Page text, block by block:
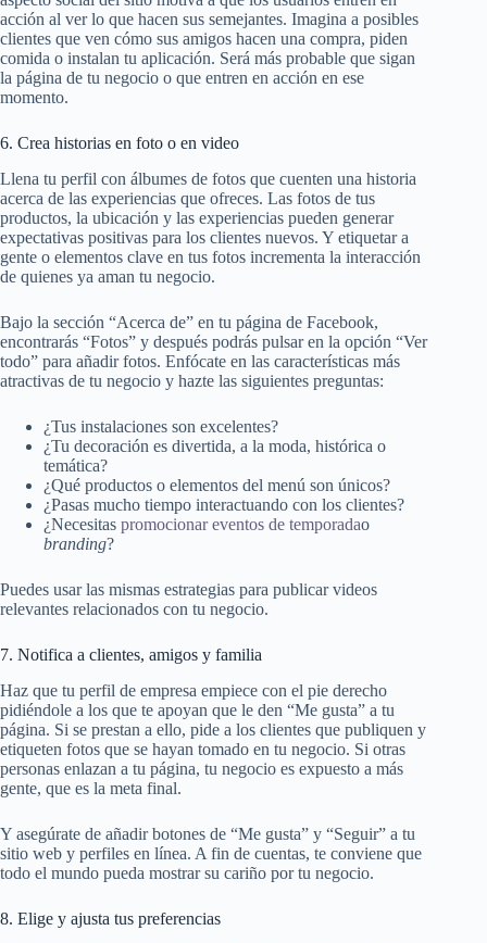
acción al ver lo que hacen sus semejantes. Imagina a posibles
clientes que ven cómo sus amigos hacen una compra, piden
comida o instalan tu aplicación. Será más probable que sigan
la página de tu negocio o que entren en acción en ese
momento.
6. Crea historias en foto o en video
Llena tu perfil con álbumes de fotos que cuenten una historia
acerca de las experiencias que ofreces. Las fotos de tus
productos, la ubicación y las experiencias pueden generar
expectativas positivas para los clientes nuevos. Y etiquetar a
gente o elementos clave en tus fotos incrementa la interacción
de quienes ya aman tu negocio.
Bajo la sección “Acerca de” en tu página de Facebook,
encontrarás “Fotos” y después podrás pulsar en la opción “Ver
todo” para añadir fotos. Enfócate en las características más
atractivas de tu negocio y hazte las siguientes preguntas:
¿Tus instalaciones son excelentes?
¿Tu decoración es divertida, a la moda, histórica o
temática?
¿Qué productos o elementos del menú son únicos?
¿Pasas mucho tiempo interactuando con los clientes?
¿Necesitas promocionar eventos de temporadao
branding?
Puedes usar las mismas estrategias para publicar videos
relevantes relacionados con tu negocio.
7. Notifica a clientes, amigos y familia
Haz que tu perfil de empresa empiece con el pie derecho
pidiéndole a los que te apoyan que le den “Me gusta” a tu
página. Si se prestan a ello, pide a los clientes que publiquen y
etiqueten fotos que se hayan tomado en tu negocio. Si otras
personas enlazan a tu página, tu negocio es expuesto a más
gente, que es la meta final.
Y asegúrate de añadir botones de “Me gusta” y “Seguir” a tu
sitio web y perfiles en línea. A fin de cuentas, te conviene que
todo el mundo pueda mostrar su cariño por tu negocio.
8. Elige y ajusta tus preferencias